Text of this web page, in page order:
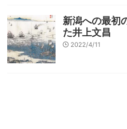
新潟への最初
た井上文昌
2022/4/11